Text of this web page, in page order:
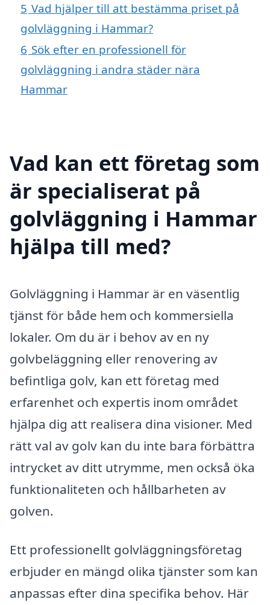
5 Vad hjälper till att bestämma priset på
golvläggning i Hammar?
6 Sök efter en professionell för
golvläggning i andra städer nära
Hammar
Vad kan ett företag som
är specialiserat på
golvläggning i Hammar
hjälpa till med?
Golvläggning i Hammar är en väsentlig
tjänst för både hem och kommersiella
lokaler. Om du är i behov av en ny
golvbeläggning eller renovering av
befintliga golv, kan ett företag med
erfarenhet och expertis inom området
hjälpa dig att realisera dina visioner. Med
rätt val av golv kan du inte bara förbättra
intrycket av ditt utrymme, men också öka
funktionaliteten och hållbarheten av
golven.
Ett professionellt golvläggningsföretag
erbjuder en mängd olika tjänster som kan
anpassas efter dina specifika behov. Här